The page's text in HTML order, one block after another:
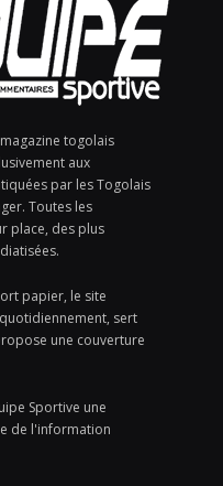
togolais
aux
par les Togolais
Toutes les
place, des plus
papier, le site
sert
une couverture
Sportive une
de l'information